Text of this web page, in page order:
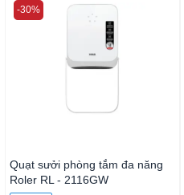
Quạt sưởi phòng tắm đa năng
Roler RL - 2116GW
-30%